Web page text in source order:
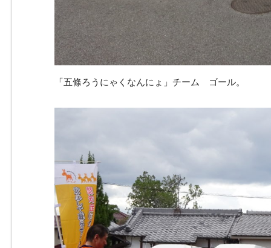
「五條ろうにゃくなんにょ」チーム ゴール。